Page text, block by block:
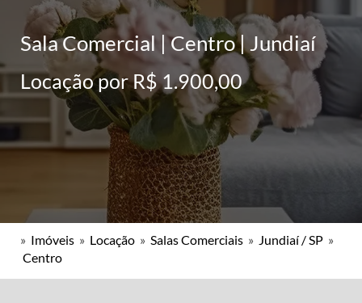
Sala Comercial | Centro | Jundiaí
Locação por R$ 1.900,00
» Imóveis » Locação » Salas Comerciais » Jundiaí / SP »
Centro